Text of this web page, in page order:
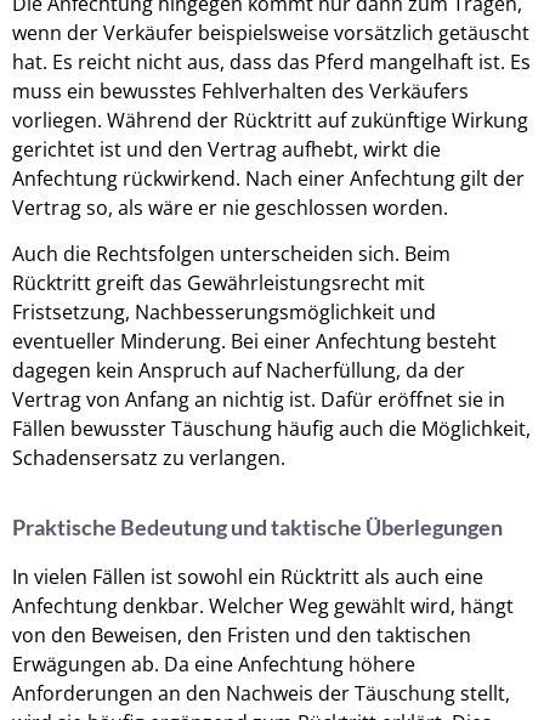
wenn der Verkäufer beispielsweise vorsätzlich getäuscht
hat. Es reicht nicht aus, dass das Pferd mangelhaft ist. Es
muss ein bewusstes Fehlverhalten des Verkäufers
vorliegen. Während der Rücktritt auf zukünftige Wirkung
gerichtet ist und den Vertrag aufhebt, wirkt die
Anfechtung rückwirkend. Nach einer Anfechtung gilt der
Vertrag so, als wäre er nie geschlossen worden.
Auch die Rechtsfolgen unterscheiden sich. Beim
Rücktritt greift das Gewährleistungsrecht mit
Fristsetzung, Nachbesserungsmöglichkeit und
eventueller Minderung. Bei einer Anfechtung besteht
dagegen kein Anspruch auf Nacherfüllung, da der
Vertrag von Anfang an nichtig ist. Dafür eröffnet sie in
Fällen bewusster Täuschung häufig auch die Möglichkeit,
Schadensersatz zu verlangen.
Praktische Bedeutung und taktische Überlegungen
In vielen Fällen ist sowohl ein Rücktritt als auch eine
Anfechtung denkbar. Welcher Weg gewählt wird, hängt
von den Beweisen, den Fristen und den taktischen
Erwägungen ab. Da eine Anfechtung höhere
Anforderungen an den Nachweis der Täuschung stellt,